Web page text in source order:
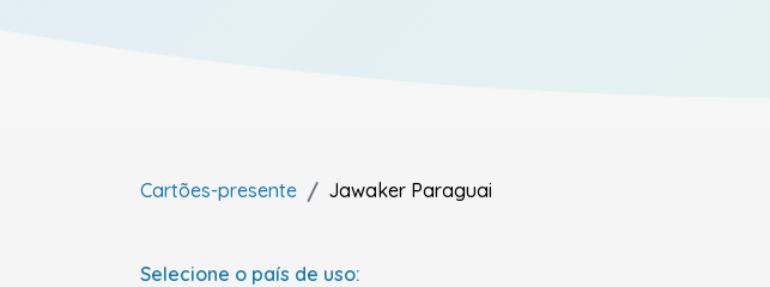
Cartões-presente Jawaker Paraguai
Selecione o país de uso: